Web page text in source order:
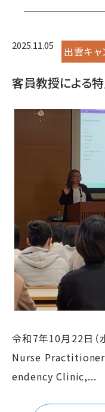
2025.11.05 出雲キャ
客員教授による
令和7年10月22日（
Nurse
endency Clinic,...